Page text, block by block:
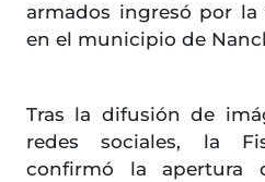
armados ingresó por
en el municipio de
Tras la difusión de
redes sociales, la
confirmó la apertura